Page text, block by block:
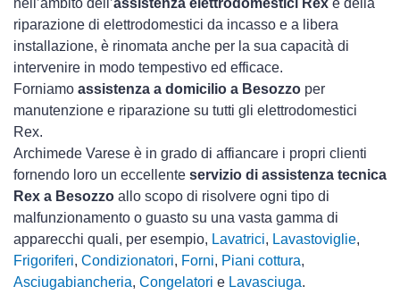
nell’ambito dell’assistenza elettrodomestici Rex e della
riparazione di elettrodomestici da incasso e a libera
installazione, è rinomata anche per la sua capacità di
intervenire in modo tempestivo ed efficace.
Forniamo assistenza a domicilio a Besozzo per
manutenzione e riparazione su tutti gli elettrodomestici
Rex.
Archimede Varese è in grado di affiancare i propri clienti
fornendo loro un eccellente servizio di assistenza tecnica
Rex a Besozzo allo scopo di risolvere ogni tipo di
malfunzionamento o guasto su una vasta gamma di
apparecchi quali, per esempio, Lavatrici, Lavastoviglie,
Frigoriferi, Condizionatori, Forni, Piani cottura,
Asciugabiancheria, Congelatori e Lavasciuga.